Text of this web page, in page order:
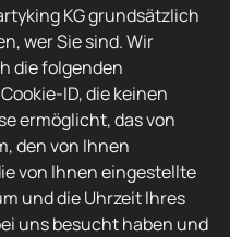
KG grundsätzlich
wer Sie sind. Wir
die folgenden
ID, die keinen
ermöglicht, das von
den von Ihnen
von Ihnen eingestellte
und die Uhrzeit Ihres
uns besucht haben und